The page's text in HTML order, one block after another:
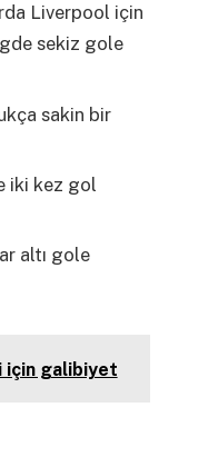
Liverpool için
sekiz gole
sakin bir
iki kez gol
altı gole
için galibiyet